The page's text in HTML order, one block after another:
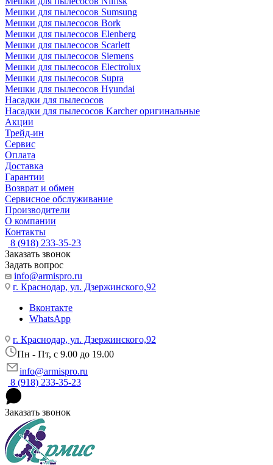
Мешки для пылесосов Sumsung
Мешки для пылесосов Bork
Мешки для пылесосов Elenberg
Мешки для пылесосов Scarlett
Мешки для пылесосов Siemens
Мешки для пылесосов Electrolux
Мешки для пылесосов Supra
Мешки для пылесосов Hyundai
Насадки для пылесосов
Насадки для пылесосов Karcher оригинальные
Акции
Трейд-ин
Сервис
Оплата
Доставка
Гарантии
Возврат и обмен
Сервисное обслуживание
Производители
О компании
Контакты
8 (918) 233-35-23
Заказать звонок
Задать вопрос
info@armispro.ru
г. Краснодар, ул. Дзержинского,92
Вконтакте
WhatsApp
г. Краснодар, ул. Дзержинского,92
Пн - Пт, c 9.00 до 19.00
info@armispro.ru
8 (918) 233-35-23
Заказать звонок